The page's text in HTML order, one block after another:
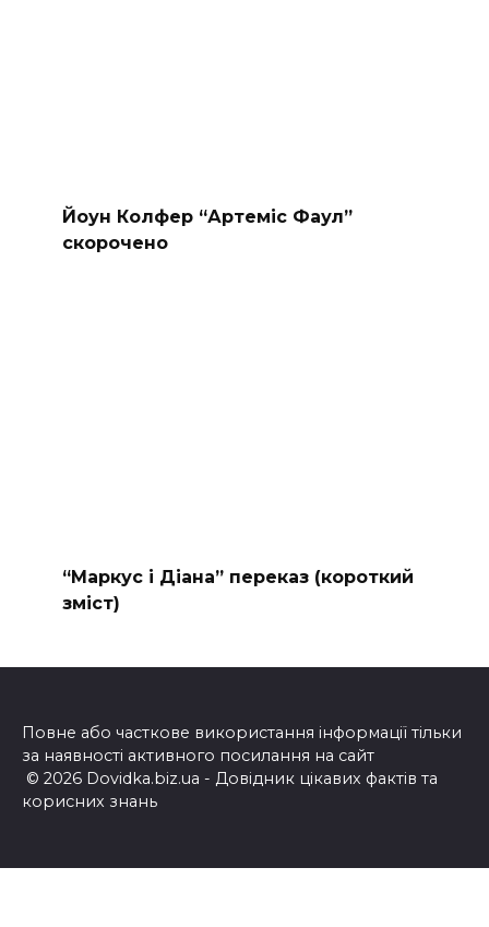
Йоун Колфер “Артеміс Фаул”
скорочено
“Маркус і Діана” переказ (короткий
зміст)
Повне або часткове використання інформації тільки
за наявності активного посилання на сайт
© 2026 Dovidka.biz.ua - Довідник цікавих фактів та
корисних знань